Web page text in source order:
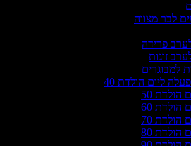
מצווה
פרידה
ליום הולדת 40
50
60
70
80